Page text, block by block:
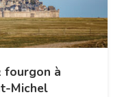
fourgon à
Michel